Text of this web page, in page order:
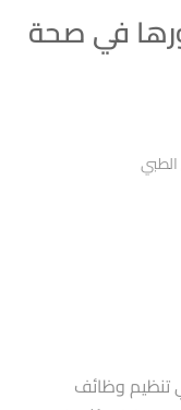
في صحة
تنظيم وظائف